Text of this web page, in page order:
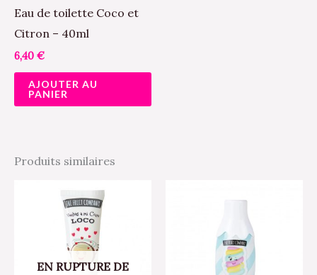
Eau de toilette Coco et
Citron – 40ml
6,40 €
AJOUTER AU
PANIER
Produits similaires
EN RUPTURE DE